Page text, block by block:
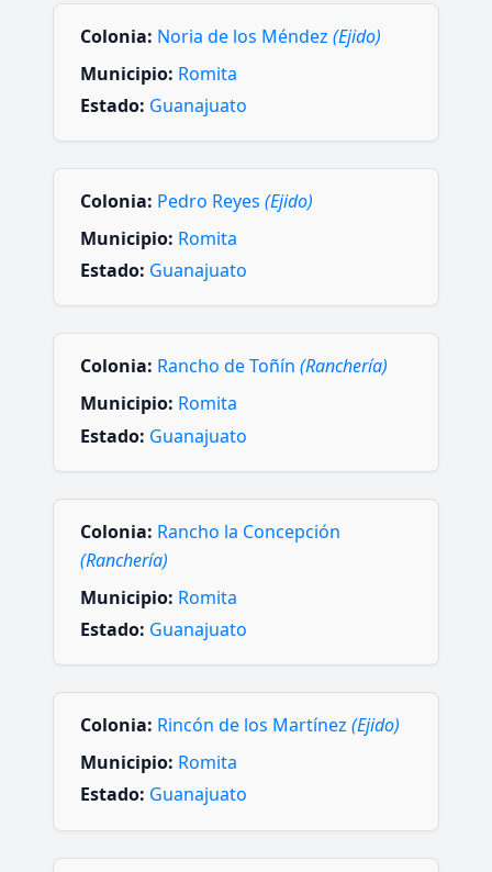
Colonia: Noria de los Méndez (Ejido)
Municipio: Romita
Estado: Guanajuato
Colonia: Pedro Reyes (Ejido)
Municipio: Romita
Estado: Guanajuato
Colonia: Rancho de Toñín (Ranchería)
Municipio: Romita
Estado: Guanajuato
Colonia: Rancho la Concepción
(Ranchería)
Municipio: Romita
Estado: Guanajuato
Colonia: Rincón de los Martínez (Ejido)
Municipio: Romita
Estado: Guanajuato